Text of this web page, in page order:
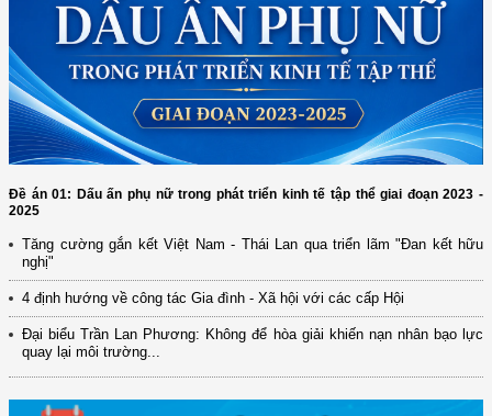
Đề án 01: Dấu ấn phụ nữ trong phát triển kinh tế tập thể giai đoạn 2023 -
2025
Tăng cường gắn kết Việt Nam - Thái Lan qua triển lãm "Đan kết hữu
nghị"
4 định hướng về công tác Gia đình - Xã hội với các cấp Hội
Đại biểu Trần Lan Phương: Không để hòa giải khiến nạn nhân bạo lực
quay lại môi trường...